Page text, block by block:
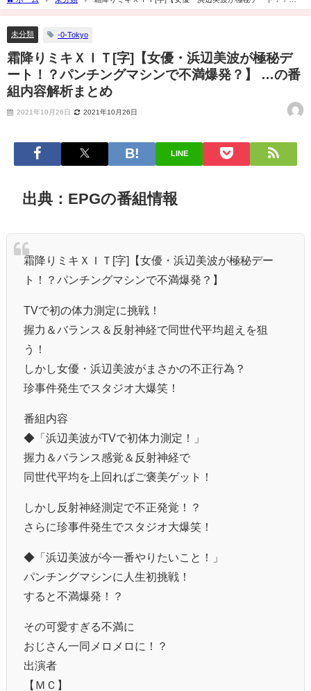
ンチングマシンで不満爆発？】 …の番組内容解析まとめ
未分類 -0-Tokyo
霜降りミキＸＩＴ[字]【女優・浜辺美波が極秘デ
ート！？パンチングマシンで不満爆発？】 …の番
組内容解析まとめ
2021年10月26日 2021年10月26日
LINE
出典：EPGの番組情報
霜降りミキＸＩＴ[字]【女優・浜辺美波が極秘デー
ト！？パンチングマシンで不満爆発？】
TVで初の体力測定に挑戦！
握力＆バランス＆反射神経で同世代平均超えを狙
う！
しかし女優・浜辺美波がまさかの不正行為？
珍事件発生でスタジオ大爆笑！
番組内容
◆「浜辺美波がTVで初体力測定！」
握力＆バランス感覚＆反射神経で
同世代平均を上回ればご褒美ゲット！
しかし反射神経測定で不正発覚！？
さらに珍事件発生でスタジオ大爆笑！
◆「浜辺美波が今一番やりたいこと！」
パンチングマシンに人生初挑戦！
すると不満爆発！？
その可愛すぎる不満に
おじさん一同メロメロに！？
出演者
【ＭＣ】